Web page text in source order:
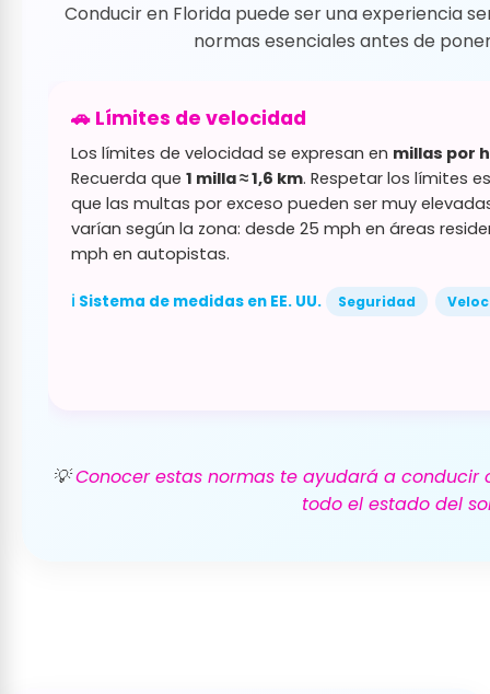
Conducir en Florida puede ser una experiencia
normas esenciales antes de
🚗 Límites de velocidad
Los límites de velocidad se expresan en millas por
Recuerda que 1 milla ≈ 1,6 km. Respetar los límites
que las multas por exceso pueden ser muy
varían según la zona: desde 25 mph en áreas
mph en autopistas.
ℹ️ Sistema de medidas en EE. UU. Seguridad
💡Conocer estas normas te ayudará a conducir
todo el estado del